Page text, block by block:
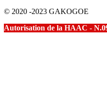
© 2020 -2023 GAKOGOE
Autorisation de la HAAC -